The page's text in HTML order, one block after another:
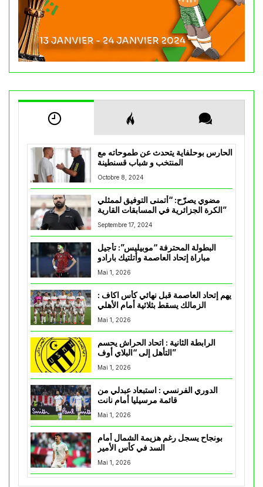
الحارس بوحلفاية يتحدث عن طموحاته مع
المنتخب و شباب قسنطينة
Octobre 8, 2024
مضوي يصرّح: “أتمنى التوفيق لممثلي
الكرة الجزائرية في المسابقات القارية”
Septembre 17, 2024
البطولة المحترفة “موبيليس”: تأجيل
مباراة إتحاد العاصمة وأتلتيك بارادو
Mai 1, 2026
يهم إتحاد العاصمة قبل نهائي كأس اكاف :
Mai 1, 2026
الرابطة الثانية : اتحاد الحراش يحسم
التأهل إلى “البلاي أوف”
Mai 1, 2026
الدوري الفرنسي : استبعاد عبدلي من
قائمة مرسيليا أمام نانت
Mai 1, 2026
بونجاح يسجل رغم هزيمة الشمال أمام
السد في كأس الأمير
Mai 1, 2026